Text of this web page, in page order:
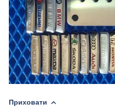
Приховати